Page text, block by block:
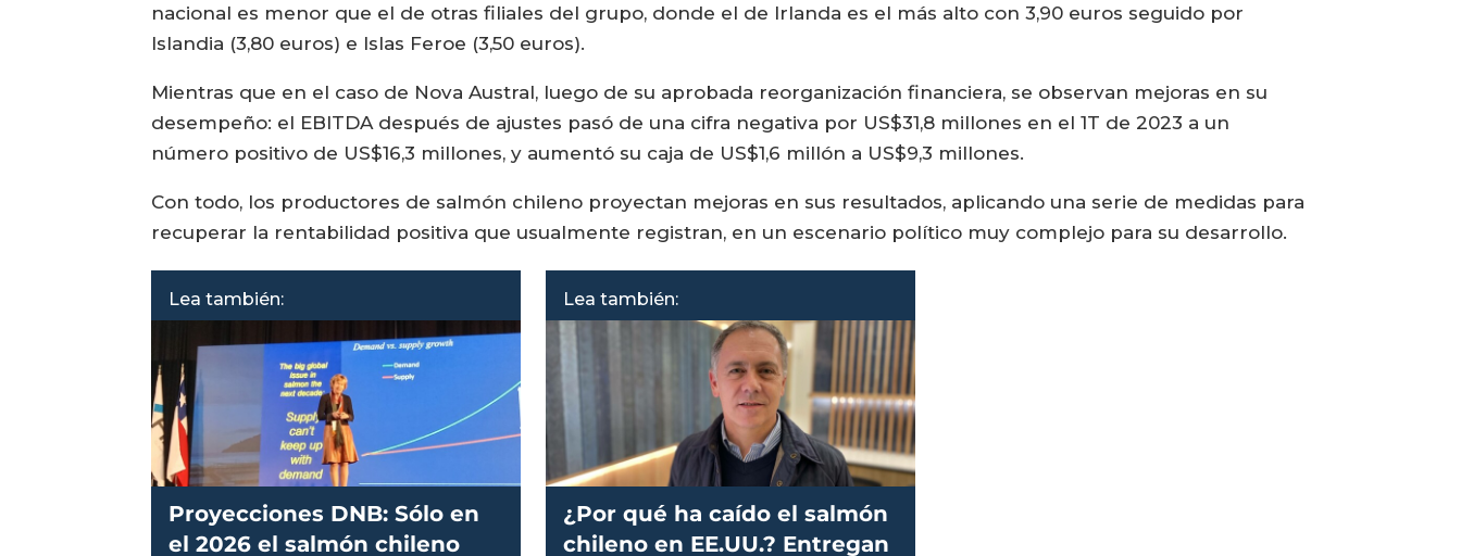
nacional es menor que el de otras filiales del grupo, donde el de Irlanda es el más alto con 3,90 euros seguido por
Islandia (3,80 euros) e Islas Feroe (3,50 euros).
Mientras que en el caso de Nova Austral, luego de su aprobada reorganización financiera, se observan mejoras en su
desempeño: el EBITDA después de ajustes pasó de una cifra negativa por US$31,8 millones en el 1T de 2023 a un
número positivo de US$16,3 millones, y aumentó su caja de US$1,6 millón a US$9,3 millones.
Con todo, los productores de salmón chileno proyectan mejoras en sus resultados, aplicando una serie de medidas para
recuperar la rentabilidad positiva que usualmente registran, en un escenario político muy complejo para su desarrollo.
Lea también:
Proyecciones DNB: Sólo en
el 2026 el salmón chileno
Lea también:
¿Por qué ha caído el salmón
chileno en EE.UU.? Entregan